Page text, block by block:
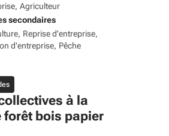
Agriculteur
secondaires
Reprise d'entreprise
d'entreprise Pêche
à la
forêt bois papier